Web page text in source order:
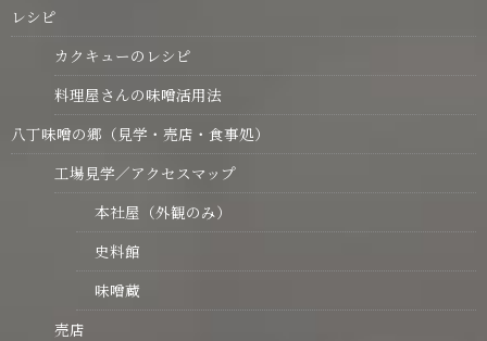
レシピ
カクキューのレシピ
料理屋さんの味噌活用法
八丁味噌の郷（見学・売店・食事処）
工場見学／アクセスマップ
本社屋（外観のみ）
史料館
味噌蔵
売店